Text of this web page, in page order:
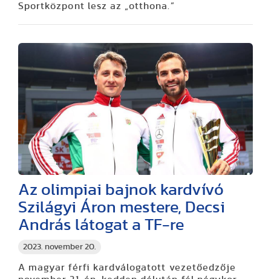
Sportközpont lesz az „otthona.”
2023. november 20.
Az olimpiai bajnok kardvívó
Szilágyi Áron mestere, Decsi
András látogat a TF-re
A magyar férfi kardválogatott vezetőedzője